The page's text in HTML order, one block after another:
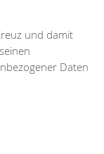
und damit
Daten